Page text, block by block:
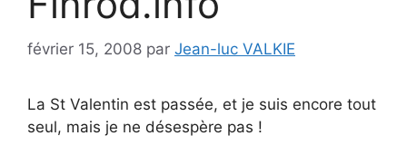
février 15, 2008 par Jean-luc VALKIE
La St Valentin est passée, et je suis encore tout
seul, mais je ne désespère pas !